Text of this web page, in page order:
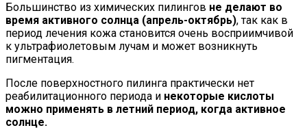
Большинство из химических пилингов не делают во
время активного солнца (апрель-октябрь), так как в
период лечения кожа становится очень восприимчивой
к ультрафиолетовым лучам и может возникнуть
пигментация.
После поверхностного пилинга практически нет
реабилитационного периода и некоторые кислоты
можно применять в летний период, когда активное
солнце.